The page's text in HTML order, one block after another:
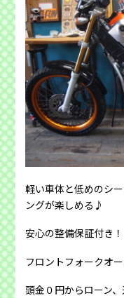
軽い車体と低めのシ
ングが楽しめる♪
安心の整備保証付き！
フロントフォークオ
頭金０円からローン